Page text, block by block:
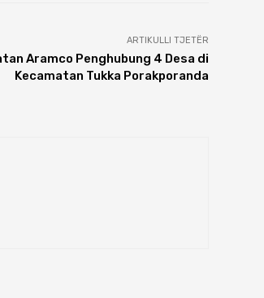
ARTIKULLI TJETËR
Aramco Penghubung 4 Desa di
Kecamatan Tukka Porakporanda